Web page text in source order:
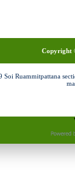
Copyright
Ruammitpattana